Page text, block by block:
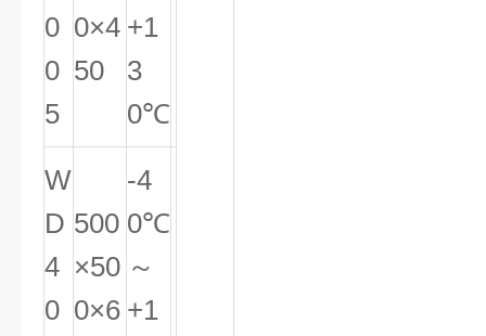
0
0
5
0×4
50
+1
3
0℃
W
D
4
0
500
×50
0×6
-4
0℃
～
+1